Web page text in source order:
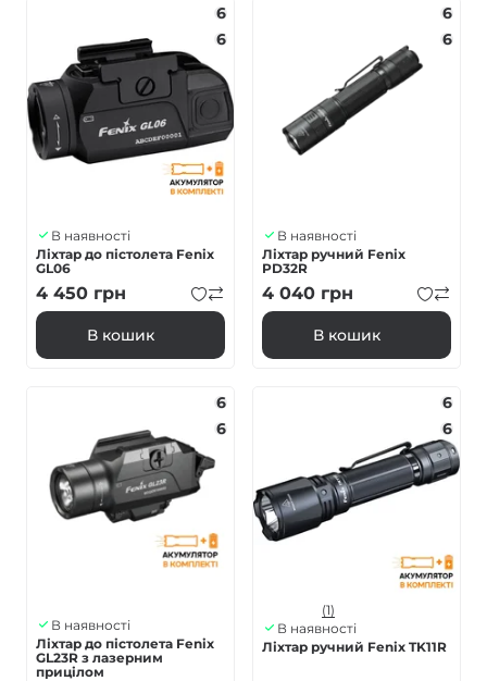
6
6
В наявності
Ліхтар до пістолета Fenix
GL06
4 450 грн
В кошик
6
6
В наявності
Ліхтар ручний Fenix
PD32R
4 040 грн
В кошик
6
6
В наявності
Ліхтар до пістолета Fenix
GL23R з лазерним
прицілом
6
6
(1)
В наявності
Ліхтар ручний Fenix TK11R